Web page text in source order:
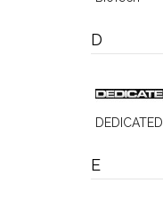
D
DEDICATED
E